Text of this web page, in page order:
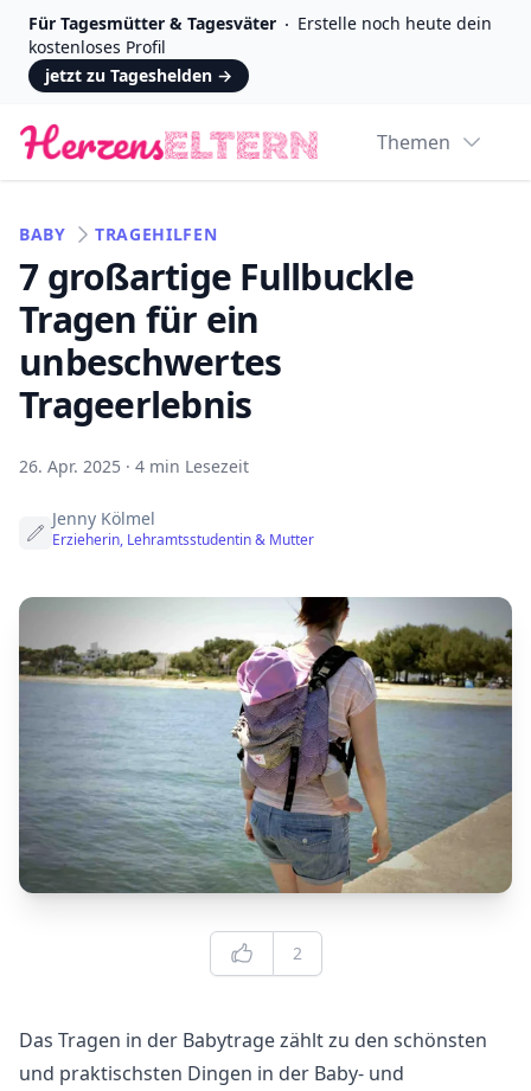
Für Tagesmütter & Tagesväter
Erstelle noch heute dein
kostenloses Profil
jetzt zu Tageshelden →
Logo Themen
BABY TRAGEHILFEN
7 großartige Fullbuckle
Tragen für ein
unbeschwertes
Trageerlebnis
26. Apr. 2025 · 4 min Lesezeit
Jenny Kölmel
Erzieherin, Lehramtsstudentin & Mutter
Edit Likes
2
Das Tragen in der Babytrage zählt zu den schönsten
und praktischsten Dingen in der Baby- und